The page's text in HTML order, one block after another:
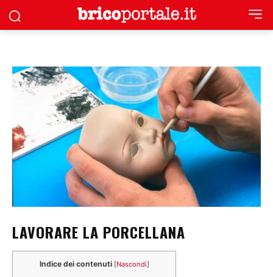
LAVORARE LA PORCELLANA
Indice dei contenuti [Nascondi]